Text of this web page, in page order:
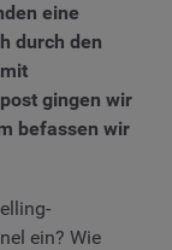
eine
durch den
gingen wir
befassen wir
ein? Wie